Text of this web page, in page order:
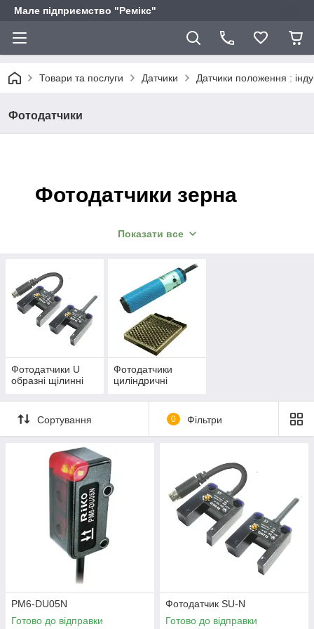
Мале підприємство "Ремікс"
Товари та послуги Датчики Датчики положення :
Фотодатчики
Фотодатчики зерна
— для автоматизації деяких
інтернет-магазин малого
підприємства “Ремікс”.
Замовляйте на сайті, телефоном чи через
електронну пошту — гарантуємо швидку доставку в
будь-яку точку країни.
Контакти У каталог!
Цифри МП “Ремікс”
10%
гарантованої знижки постійним клієнтам.
10 тисяч
товарів в асортименті
33 роки
досвіду роботи на українському ринку.
Показати все
Фотодатчики U
образні щілинні
Фотодатчики
циліндричні
Сортування 0 Фільтри
PM6-DU05N
Готово до відправки
Фотодатчик SU-N
Готово до відправки